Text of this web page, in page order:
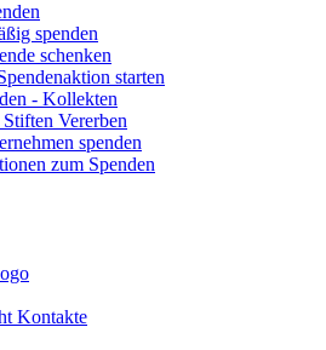
spenden
schenken
starten
- Kollekten
Vererben
spenden
zum Spenden
Kontakte